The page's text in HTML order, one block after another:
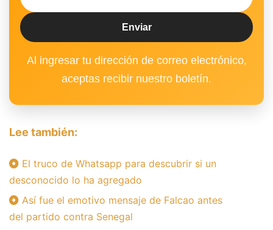
Al ingresar tu dirección de correo electrónico,
aceptas recibir nuestro boletín.
Lee también:
El truco de Whatsapp para descubrir si un
desconocido lo ha agregado
Así fue el emotivo mensaje de Falcao antes
del partido contra Senegal